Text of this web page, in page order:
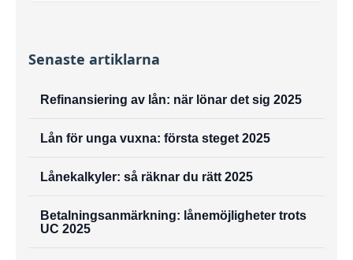
Senaste artiklarna
Refinansiering av lån: när lönar det sig 2025
Lån för unga vuxna: första steget 2025
Lånekalkyler: så räknar du rätt 2025
Betalningsanmärkning: lånemöjligheter trots
UC 2025